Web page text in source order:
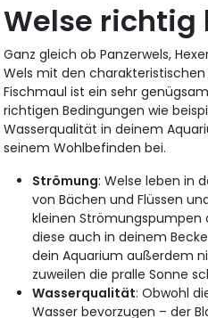
Welse richtig
Ganz gleich ob Panzerwels,
Wels mit den
Fischmaul ist ein sehr
richtigen Bedingungen wie
Wasserqualität in deinem
seinem Wohlbefinden bei.
Strömung: Welse leben in
von Bächen und Flüssen
kleinen Strömungspumpen
diese auch in deinem
dein Aquarium außerdem
zuweilen die pralle Sonne
Wasserqualität: Obwohl
Wasser bevorzugen – der